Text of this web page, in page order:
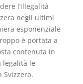
l’illegalità
negli ultimi
esponenziale
è portata a
contenuta in
legalità le
Svizzera.